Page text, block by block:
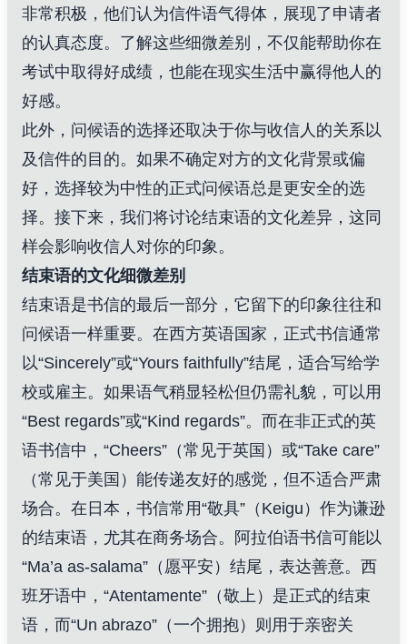
非常积极，他们认为信件语气得体，展现了申请者
的认真态度。了解这些细微差别，不仅能帮助你在
考试中取得好成绩，也能在现实生活中赢得他人的
好感。
此外，问候语的选择还取决于你与收信人的关系以
及信件的目的。如果不确定对方的文化背景或偏
好，选择较为中性的正式问候语总是更安全的选
择。接下来，我们将讨论结束语的文化差异，这同
样会影响收信人对你的印象。
结束语的文化细微差别
结束语是书信的最后一部分，它留下的印象往往和
问候语一样重要。在西方英语国家，正式书信通常
以“Sincerely”或“Yours faithfully”结尾，适合写给学
校或雇主。如果语气稍显轻松但仍需礼貌，可以用
“Best regards”或“Kind regards”。而在非正式的英
语书信中，“Cheers”（常见于英国）或“Take care”
（常见于美国）能传递友好的感觉，但不适合严肃
场合。在日本，书信常用“敬具”（Keigu）作为谦逊
的结束语，尤其在商务场合。阿拉伯语书信可能以
“Ma’a as-salama”（愿平安）结尾，表达善意。西
班牙语中，“Atentamente”（敬上）是正式的结束
语，而“Un abrazo”（一个拥抱）则用于亲密关